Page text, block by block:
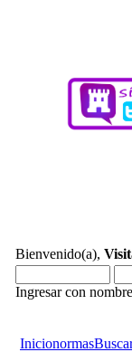
Bienvenido(a),
Ingresar con
Inicionormas